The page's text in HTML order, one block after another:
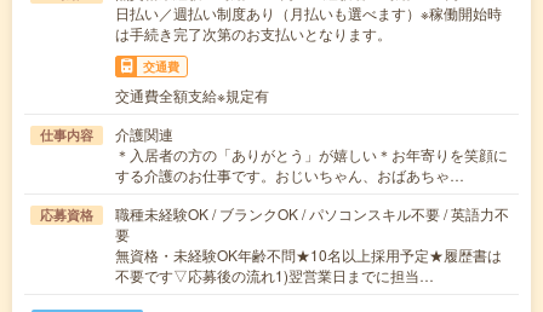
日払い／週払い制度あり（月払いも選べます）※稼働開始時
は手続き完了次第のお支払いとなります。
交通費
交通費全額支給※規定有
仕事内容
介護関連
＊入居者の方の「ありがとう」が嬉しい＊お年寄りを笑顔に
する介護のお仕事です。おじいちゃん、おばあちゃ…
応募資格
職種未経験OK / ブランクOK / パソコンスキル不要 / 英語力不
要
無資格・未経験OK年齢不問★10名以上採用予定★履歴書は
不要です▽応募後の流れ1)翌営業日までに担当…